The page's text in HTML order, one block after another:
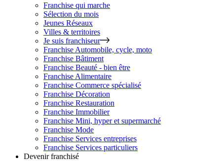
Franchise qui marche
Sélection du mois
Jeunes Réseaux
Villes & territoires
Je suis franchiseur
Franchise Automobile, cycle, moto
Franchise Bâtiment
Franchise Beauté - bien être
Franchise Alimentaire
Franchise Commerce spécialisé
Franchise Décoration
Franchise Restauration
Franchise Immobilier
Franchise Mini, hyper et supermarché
Franchise Mode
Franchise Services entreprises
Franchise Services particuliers
Devenir franchisé